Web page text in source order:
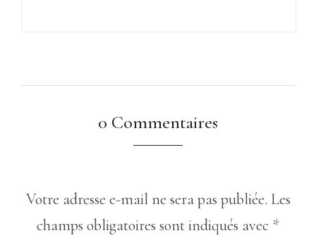
0 Commentaires
Votre adresse e-mail ne sera pas publiée. Les
champs obligatoires sont indiqués avec *